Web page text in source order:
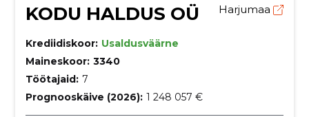
KODU HALDUS OÜ Harjumaa
Krediidiskoor: Usaldusväärne
Maineskoor: 3340
Töötajaid: 7
Prognooskäive (2026): 1 248 057 €